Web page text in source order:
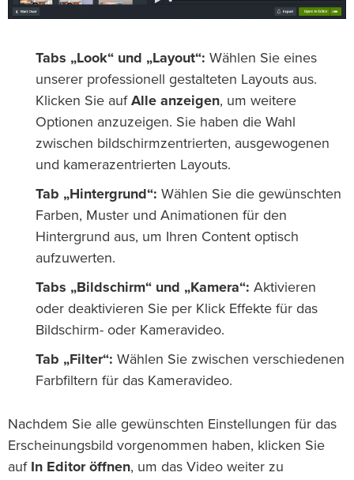
Tabs „Look“ und „Layout“: Wählen Sie eines
unserer professionell gestalteten Layouts aus.
Klicken Sie auf Alle anzeigen, um weitere
Optionen anzuzeigen. Sie haben die Wahl
zwischen bildschirmzentrierten, ausgewogenen
und kamerazentrierten Layouts.
Tab „Hintergrund“: Wählen Sie die gewünschten
Farben, Muster und Animationen für den
Hintergrund aus, um Ihren Content optisch
aufzuwerten.
Tabs „Bildschirm“ und „Kamera“: Aktivieren
oder deaktivieren Sie per Klick Effekte für das
Bildschirm- oder Kameravideo.
Tab „Filter“: Wählen Sie zwischen verschiedenen
Farbfiltern für das Kameravideo.
Nachdem Sie alle gewünschten Einstellungen für das
Erscheinungsbild vorgenommen haben, klicken Sie
auf In Editor öffnen, um das Video weiter zu